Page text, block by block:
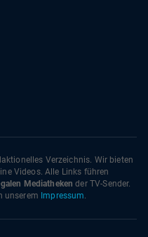
Verzeichnis. Wir bieten
Videos. Alle Links führen
Mediatheken der TV-Sender.
unserem Impressum.